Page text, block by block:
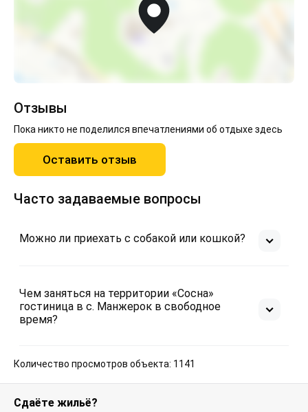
Отзывы
Пока никто не поделился впечатлениями об отдыхе здесь
Оставить отзыв
Часто задаваемые вопросы
Можно ли приехать с собакой или кошкой?
Чем заняться на территории «Сосна»
гостиница в с. Манжерок в свободное
время?
Количество просмотров объекта: 1141
Сдаёте жильё?